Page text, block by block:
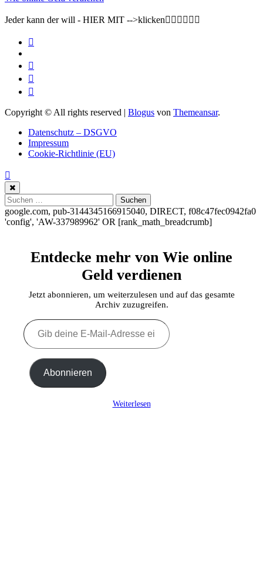
Jeder kann der will - HIER MIT -->klicken👇🏽👇🏽👇🏽
Copyright © All rights reserved | Blogus von Themeansar.
Datenschutz – DSGVO
Impressum
Cookie-Richtlinie (EU)
Suchen
nach:
google.com, pub-3144345166915040, DIRECT, f08c47fec0942fa0
'config', 'AW-337989962' OR [rank_math_breadcrumb]
Entdecke mehr von Wie online
Geld verdienen
Jetzt abonnieren, um weiterzulesen und auf das gesamte
Archiv zuzugreifen.
Gib
deine
E-
Mail-
Adresse
ein ... Abonnieren
Weiterlesen